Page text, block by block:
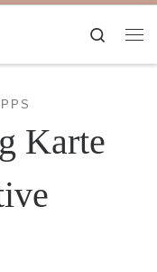
Search
Karte